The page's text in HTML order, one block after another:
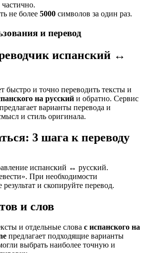
не более 5000 символов за один раз.
и перевод
испанский ↔
быстро и точно переводить тексты и
на русский и обратно. Сервис
варианты перевода и
и стиль оригинала.
3 шага к переводу
испанский ↔ русский.
При необходимости
результат и скопируйте перевод.
и слов
и отдельные слова с испанского на
предлагает подходящие варианты
выбрать наиболее точную и